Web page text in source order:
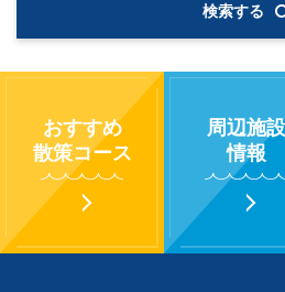
検索する
おすすめ
散策コース
周辺施設
情報